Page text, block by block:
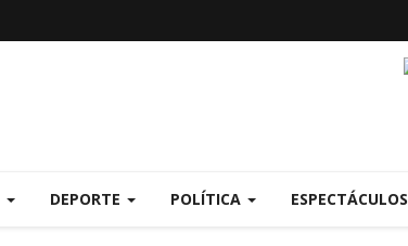
DEPORTE POLÍTICA ESPECTÁCULOS